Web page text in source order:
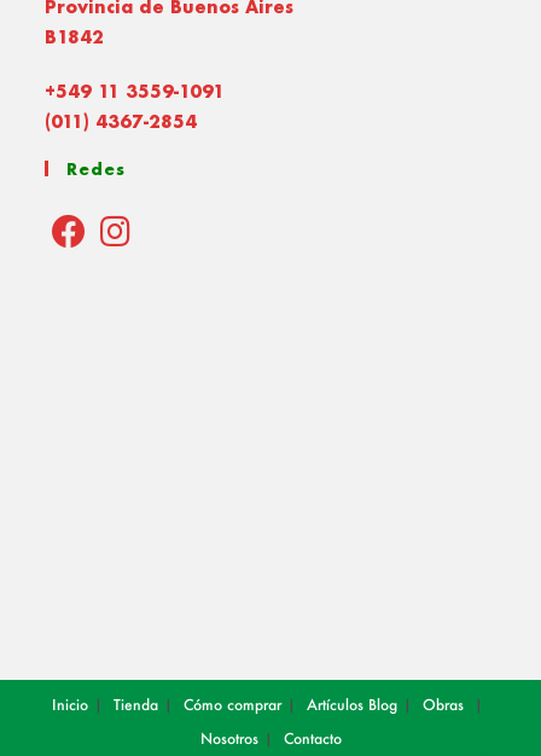
Provincia de Buenos Aires
B1842
+549 11 3559-1091
(011) 4367-2854
Redes
Inicio Tienda Cómo comprar Artículos Blog
Obras
Nosotros
Contacto